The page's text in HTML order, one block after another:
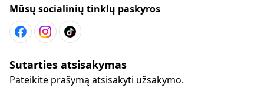
Mūsų socialinių tinklų paskyros
Sutarties atsisakymas
Pateikite prašymą atsisakyti užsakymo.